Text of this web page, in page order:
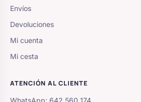
Envíos
Devoluciones
Mi cuenta
Mi cesta
ATENCIÓN AL CLIENTE
WhatsApp: 642 560 174